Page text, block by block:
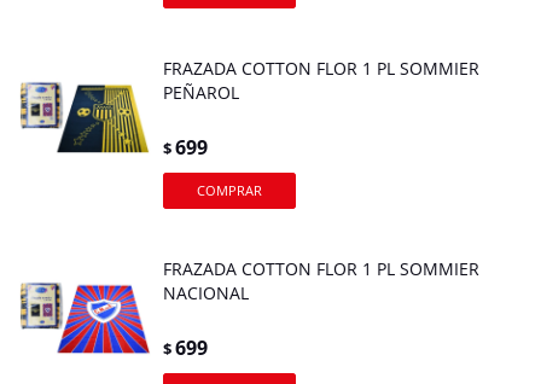
FRAZADA COTTON FLOR 1 PL SOMMIER
PEÑAROL
$699
FRAZADA COTTON FLOR 1 PL SOMMIER
NACIONAL
$699